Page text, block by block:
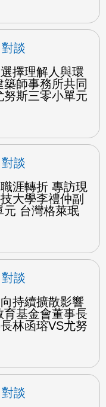
談
擇理解人與環
師事務所共同
斯三零小單元
談
涯轉折 專訪現
大學李禮仲副
元 台灣格萊珉
談
持續擴散影響
育基金會董事長
林函瑢VS尤努
談